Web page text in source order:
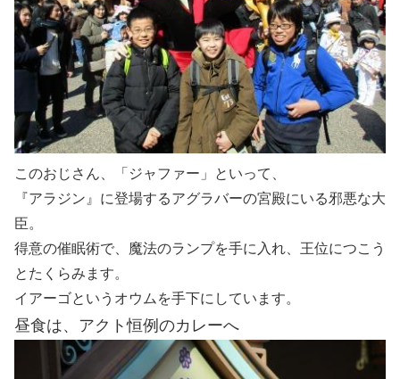
このおじさん、「ジャファー」といって、
『アラジン』に登場するアグラバーの宮殿にいる邪悪な大
臣。
得意の催眠術で、魔法のランプを手に入れ、王位につこう
とたくらみます。
イアーゴというオウムを手下にしています。
昼食は、アクト恒例のカレーへ